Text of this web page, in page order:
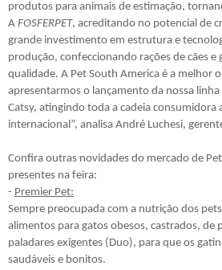
produtos para animais de estimação,
A FOSFERPET, acreditando no potencial de
grande investimento em estrutura e
produção, confeccionando rações de cães e
qualidade. A Pet South America é a melhor
apresentarmos o lançamento da nossa
Catsy, atingindo toda a cadeia consumidora
internacional”, analisa André Luchesi,
Confira outras novidades do mercado de
presentes na feira:
- Premier Pet:
Sempre preocupada com a nutrição dos
alimentos para gatos obesos, castrados, de
paladares exigentes (Duo), para que os
saudáveis e bonitos.